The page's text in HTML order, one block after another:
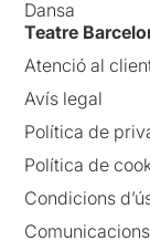
Dansa
Teatre
Atenció al
Avís legal
Política de
Política de
Condicions